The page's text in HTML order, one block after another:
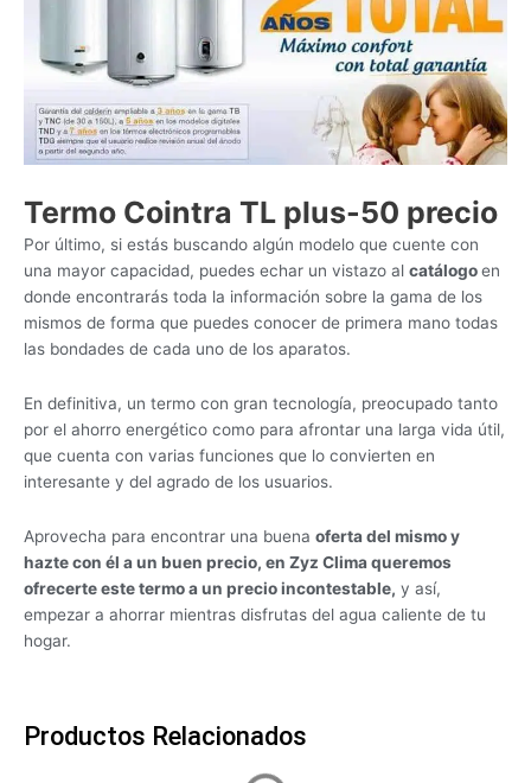
Termo Cointra TL plus-50 precio
Por último, si estás buscando algún modelo que cuente con
una mayor capacidad, puedes echar un vistazo al catálogoen
donde encontrarás toda la información sobre la gama de los
mismos de forma que puedes conocer de primera mano todas
las bondades de cada uno de los aparatos.
En definitiva, un termo con gran tecnología, preocupado tanto
por el ahorro energético como para afrontar una larga vida útil,
que cuenta con varias funciones que lo convierten en
interesante y del agrado de los usuarios.
Aprovecha para encontrar una buena oferta del mismo y
hazte con él a un buen precio, en Zyz Clima queremos
ofrecerte este termo a un precio incontestable, y así,
empezar a ahorrar mientras disfrutas del agua caliente de tu
hogar.
Productos Relacionados